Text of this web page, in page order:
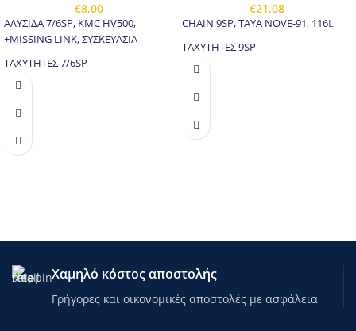
€8,00
ΑΛΥΣΙΔΑ 7/6SP, KMC HV500,
+MISSING LINK, ΣΥΣΚΕΥΑΣΙΑ
ΤΑΧΥΤΗΤΕΣ 7/6SP
€21,08
CHAIN 9SP, TAYA NOVE-91, 116L
ΤΑΧΥΤΗΤΕΣ 9SP
Χαμηλό κόστος αποστολής
Γρήγορες και οικονομικές αποστολές με ασφάλεια